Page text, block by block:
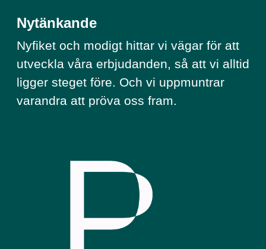
Nytänkande
Nyfiket och modigt hittar vi vägar för att
utveckla våra erbjudanden, så att vi alltid
ligger steget före. Och vi uppmuntrar
varandra att pröva oss fram.